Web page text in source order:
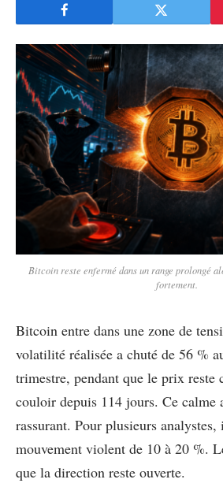
Bitcoin reste enfermé dans un range prolongé
fortement.
Bitcoin entre dans une zone de
volatilité réalisée a chuté de 56 %
trimestre, pendant que le prix reste
couloir depuis 114 jours. Ce calme
rassurant. Pour plusieurs
mouvement violent de 10 à 20 %.
que la direction reste ouverte.